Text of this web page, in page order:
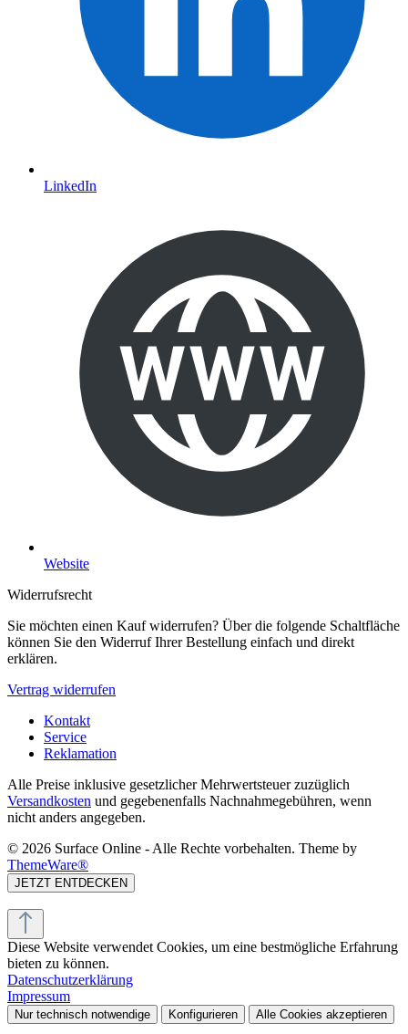
LinkedIn
Website
Widerrufsrecht
Sie möchten einen Kauf widerrufen? Über die folgende Schaltfläche
können Sie den Widerruf Ihrer Bestellung einfach und direkt
erklären.
Vertrag widerrufen
Kontakt
Service
Reklamation
Alle Preise inklusive gesetzlicher Mehrwertsteuer zuzüglich
Versandkosten und gegebenenfalls Nachnahmegebühren, wenn
nicht anders angegeben.
© 2026 Surface Online - Alle Rechte vorbehalten. Theme by
ThemeWare®
JETZT ENTDECKEN
Diese Website verwendet Cookies, um eine bestmögliche Erfahrung
bieten zu können.
Datenschutzerklärung
Impressum
Nur technisch notwendige Konfigurieren Alle Cookies akzeptieren